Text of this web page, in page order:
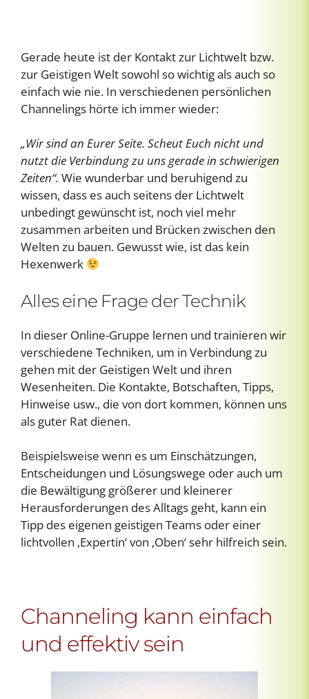
Gerade heute ist der Kontakt zur Lichtwelt bzw.
zur Geistigen Welt sowohl so wichtig als auch so
einfach wie nie. In verschiedenen persönlichen
Channelings hörte ich immer wieder:
„Wir sind an Eurer Seite. Scheut Euch nicht und
nutzt die Verbindung zu uns gerade in schwierigen
Zeiten“. Wie wunderbar und beruhigend zu
wissen, dass es auch seitens der Lichtwelt
unbedingt gewünscht ist, noch viel mehr
zusammen arbeiten und Brücken zwischen den
Welten zu bauen. Gewusst wie, ist das kein
Hexenwerk
Alles eine Frage der Technik
In dieser Online-Gruppe lernen und trainieren wir
verschiedene Techniken, um in Verbindung zu
gehen mit der Geistigen Welt und ihren
Wesenheiten. Die Kontakte, Botschaften, Tipps,
Hinweise usw., die von dort kommen, können uns
als guter Rat dienen.
Beispielsweise wenn es um Einschätzungen,
Entscheidungen und Lösungswege oder auch um
die Bewältigung größerer und kleinerer
Herausforderungen des Alltags geht, kann ein
Tipp des eigenen geistigen Teams oder einer
lichtvollen ‚Expertin‘ von ‚Oben‘ sehr hilfreich sein.
Channeling kann einfach
und effektiv sein